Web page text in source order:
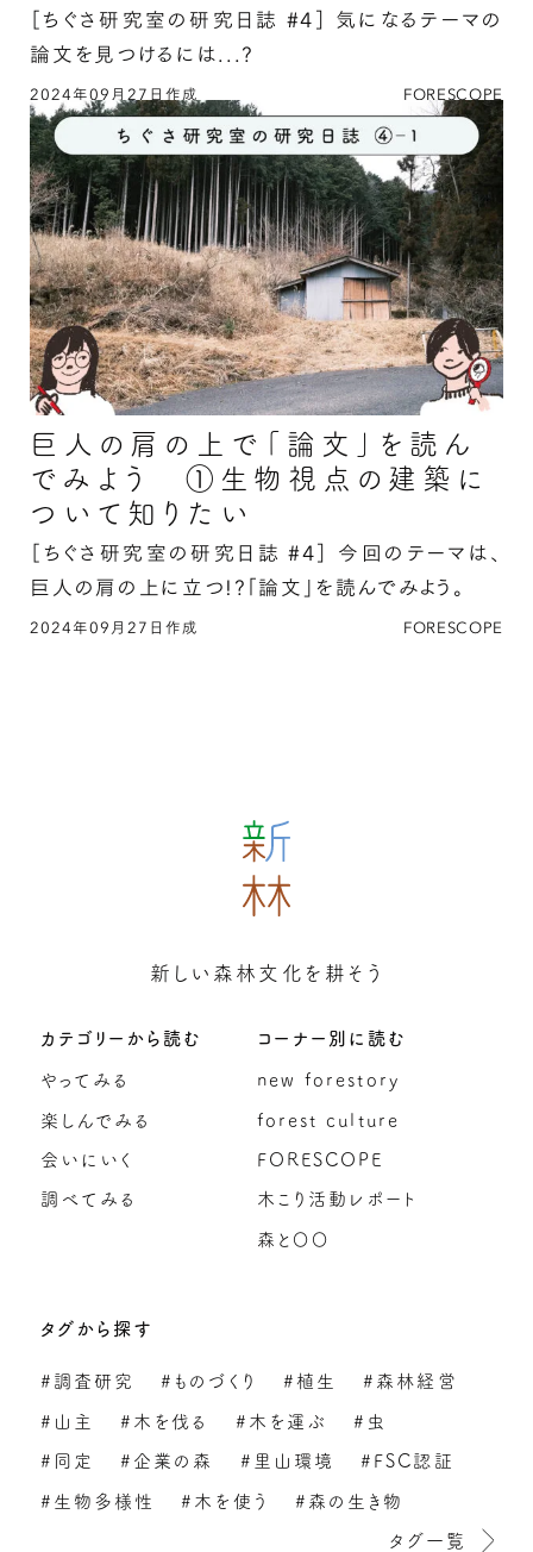
［ちぐさ研究室の研究日誌 #4］ 気になるテーマの
論文を見つけるには...?
2024年09月27日作成 FORESCOPE
巨人の肩の上で「論文」を読んでみよう ②生物
×建築？一体何から調べたらいいのやら…の続き
を読む
巨人の肩の上で「論文」を読ん
でみよう ①生物視点の建築に
ついて知りたい
［ちぐさ研究室の研究日誌 #4］ 今回のテーマは、
巨人の肩の上に立つ!?「論文」を読んでみよう。
2024年09月27日作成 FORESCOPE
新しい森林文化を耕そう
カテゴリーから読む
やってみる
楽しんでみる
会いにいく
調べてみる
コーナー別に読む
new forestory
forest culture
FORESCOPE
木こり活動レポート
森と〇〇
タグから探す
#調査研究 #ものづくり #植生
#森林経営
#山主
#木を伐る #木を運ぶ
#虫
#同定
#企業の森 #里山環境
#FSC認証
#生物多様性
#木を使う
#森の生き物
タグ一覧